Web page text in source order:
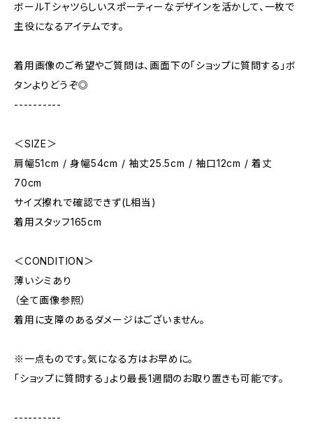
ボールTシャツらしいスポーティーなデザインを活かして、一枚で
主役になるアイテムです。
着用画像のご希望やご質問は、画面下の「ショップに質問する」ボ
タンよりどうぞ◎
----------
＜SIZE＞
肩幅51cm / 身幅54cm / 袖丈25.5cm / 袖口12cm / 着丈
70cm
サイズ擦れで確認できず(L相当)
着用スタッフ165cm
＜CONDITION＞
薄いシミあり
（全て画像参照）
着用に支障のあるダメージはございません。
※一点ものです。気になる方はお早めに。
「ショップに質問する」より最長1週間のお取り置きも可能です。
----------